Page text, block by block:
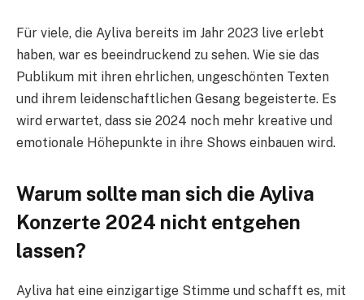
Für viele, die Ayliva bereits im Jahr 2023 live erlebt
haben, war es beeindruckend zu sehen. Wie sie das
Publikum mit ihren ehrlichen, ungeschönten Texten
und ihrem leidenschaftlichen Gesang begeisterte. Es
wird erwartet, dass sie 2024 noch mehr kreative und
emotionale Höhepunkte in ihre Shows einbauen wird.
Warum sollte man sich die Ayliva
Konzerte 2024 nicht entgehen
lassen?
Ayliva hat eine einzigartige Stimme und schafft es, mit